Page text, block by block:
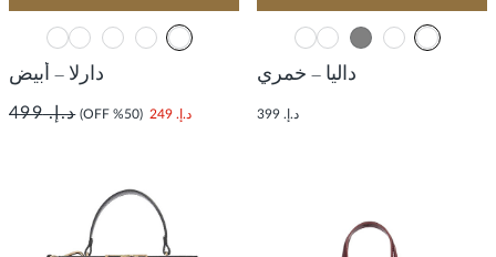
داليا – خمري
د.إ. 399
دارلا – أبيض
د.إ. 249 (50% OFF) د.إ. 499